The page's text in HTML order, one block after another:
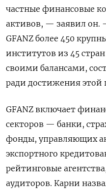
частные финансовые
активов, — заявил он.
GFANZ более 450
институтов из 45
своими балансами,
ради достижения этой
GFANZ включает
секторов — банки,
фонды, управляющих
экспортного
рейтинговые
аудиторов. Карни